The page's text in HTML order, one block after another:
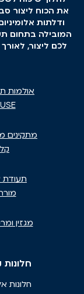
את הכוח ליצור
ודלתות
המובילה בתחום
לכם ליצור, לאורך
מתקינים
קליל
תעודת
מגזין
חלונות
חלונות